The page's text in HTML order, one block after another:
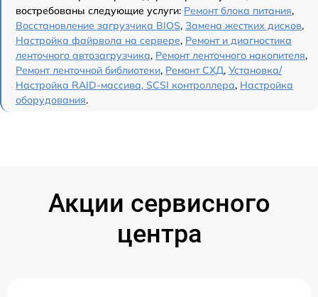
востребованы следующие услуги: Ремонт блока питания,
Восстановление загрузчика BIOS, Замена жестких дисков,
Настройка файрвола на сервере, Ремонт и диагностика
ленточного автозагрузчика, Ремонт ленточного накопителя,
Ремонт ленточной библиотеки, Ремонт СХД, Установка/
Настройка RAID-массива, SCSI контроллера, Настройка
оборудования.
Акции сервисного
центра